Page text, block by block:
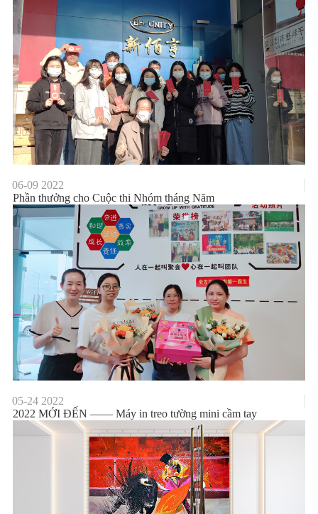
06-09 2022
Phần thưởng cho Cuộc thi Nhóm tháng Năm
05-24 2022
2022 MỚI ĐẾN —— Máy in treo tường mini cầm tay